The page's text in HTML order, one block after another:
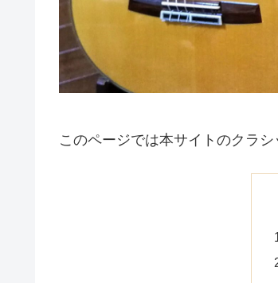
このページでは本サイトのクラ